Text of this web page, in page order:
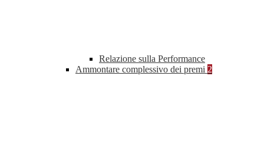
Relazione sulla Performance
Ammontare complessivo dei premi 2